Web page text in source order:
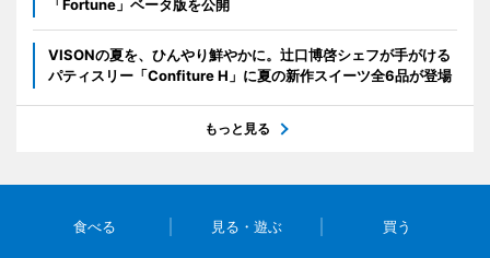
「Fortune」ベータ版を公開
VISONの夏を、ひんやり鮮やかに。辻口博啓シェフが手がける
パティスリー「Confiture H」に夏の新作スイーツ全6品が登場
もっと見る
食べる 見る・遊ぶ 買う